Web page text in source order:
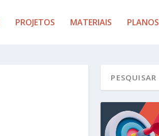
PROJETOS MATERIAIS PLANOS